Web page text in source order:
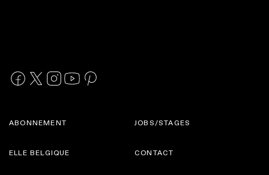
ABONNEMENT
ELLE BELGIQUE
JOBS/STAGES
CONTACT